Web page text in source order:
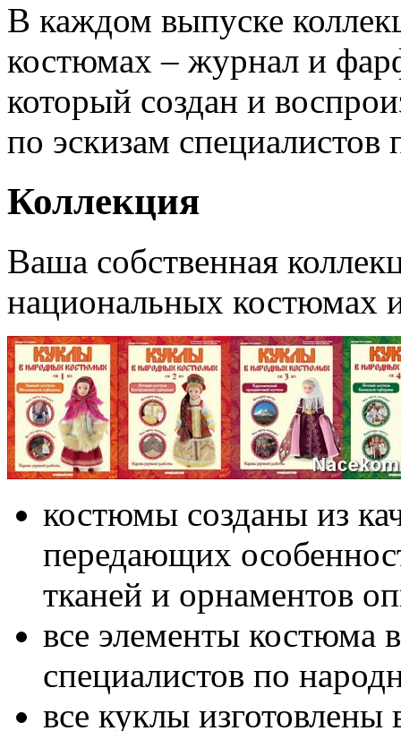
В каждом выпуске
костюмах – журнал и
который создан и
по эскизам
Коллекция
Ваша собственная
национальных костюмах
костюмы созданы из
передающих
тканей и орнаментов
все элементы костюма
специалистов по
все куклы